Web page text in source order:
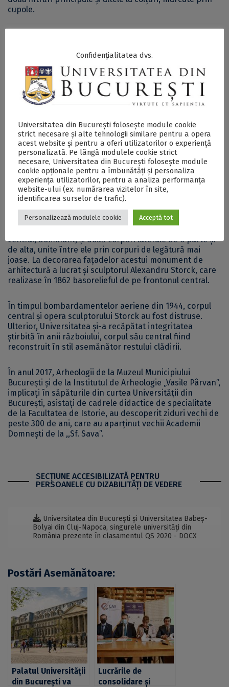
cupole.
amplasament al Mănăstirii Sfântul Sava (sec. XVI). În
incinta bisericii acesteia, a funcţionat Academia
Domnească de la Sf. Sava, prima şcoală superioară din
Ţara Românească.
într-un singur corp, facultăţile de Drept, Ştiinţe şi Litere
şi Filosofie, găzduind, totodată, şi alte instituţii: Senatul
României, Academia Română, Biblioteca Centrală, Şcoala
de Arte Frumoase, Pinacoteca, Muzeul de Antichităţi şi
de Istorie Naturală. În timp, odată cu creşterea
numărului de studenţi, spaţiul a devenit insuficient
pentru a putea adăposti toate instituţiile, motiv pentru
care palatul revine la menirea iniţială, sediul facultăţilor
universităţii.
central, dominant, şi două corpuri laterale de o parte şi
de alta, unite între ele prin corpuri de legătură mai
joase. La decorarea faţadelor acestui monument de
arhitectură a lucrat şi sculptorul Alexandru Storck, care
realizase în 1862 basorelieful de pe frontonul central.
În timpul bombardamentelor aeriene din 1944, corpul
central şi opera sculptorului Storck au fost distruse.
Ulterior, Universitatea şi-a recăpătat integritatea
ştirbită în anii războiului, corpul său central fiind
reconstruit în stil asemănător restului clădirii.
În anul 2017, Arheologii de la Muzeul Municipiului
București și de la Institutul de Arheologie „Vasile Pârvan”,
implicați în săpăturile din curtea Universității din
București, asistați de cadrele didactice de specialitate
de la Facultatea de Istorie, au descoperit ziduri vechi de
peste 300 de ani, care au aparținut vechii Academii
Domnești de la ,,Sf. Sava”.
SECŢIUNE ACCESIBILIZATĂ PENTRU
PERSOANELE CU DIZABILITĂŢI DE VEDERE
Universitatea din București și Universitatea Babeș-
Bolyai din Cluj-Napoca, singurele universități din
România prezente în clasamentul QS 2020 - DOCX
Postări Asemănătoare:
Palatul Universității
din București va
Lucrările de
consolidare și
Confidențialitatea dvs.
Universitatea din București folosește module cookie
strict necesare și alte tehnologii similare pentru a opera
acest website și pentru a oferi utilizatorilor o experiență
personalizată. Pe lângă modulele cookie strict
necesare, Universitatea din București folosește module
cookie opționale pentru a îmbunătăți și personaliza
experiența utilizatorilor, pentru a analiza performanța
website-ului (ex. numărarea vizitelor în site,
identificarea surselor de trafic).
Personalizează modulele cookie Acceptă tot